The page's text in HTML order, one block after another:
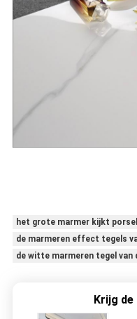
het grote marmer kijkt
de marmeren effect tegels
de witte marmeren tegel van
Krijg